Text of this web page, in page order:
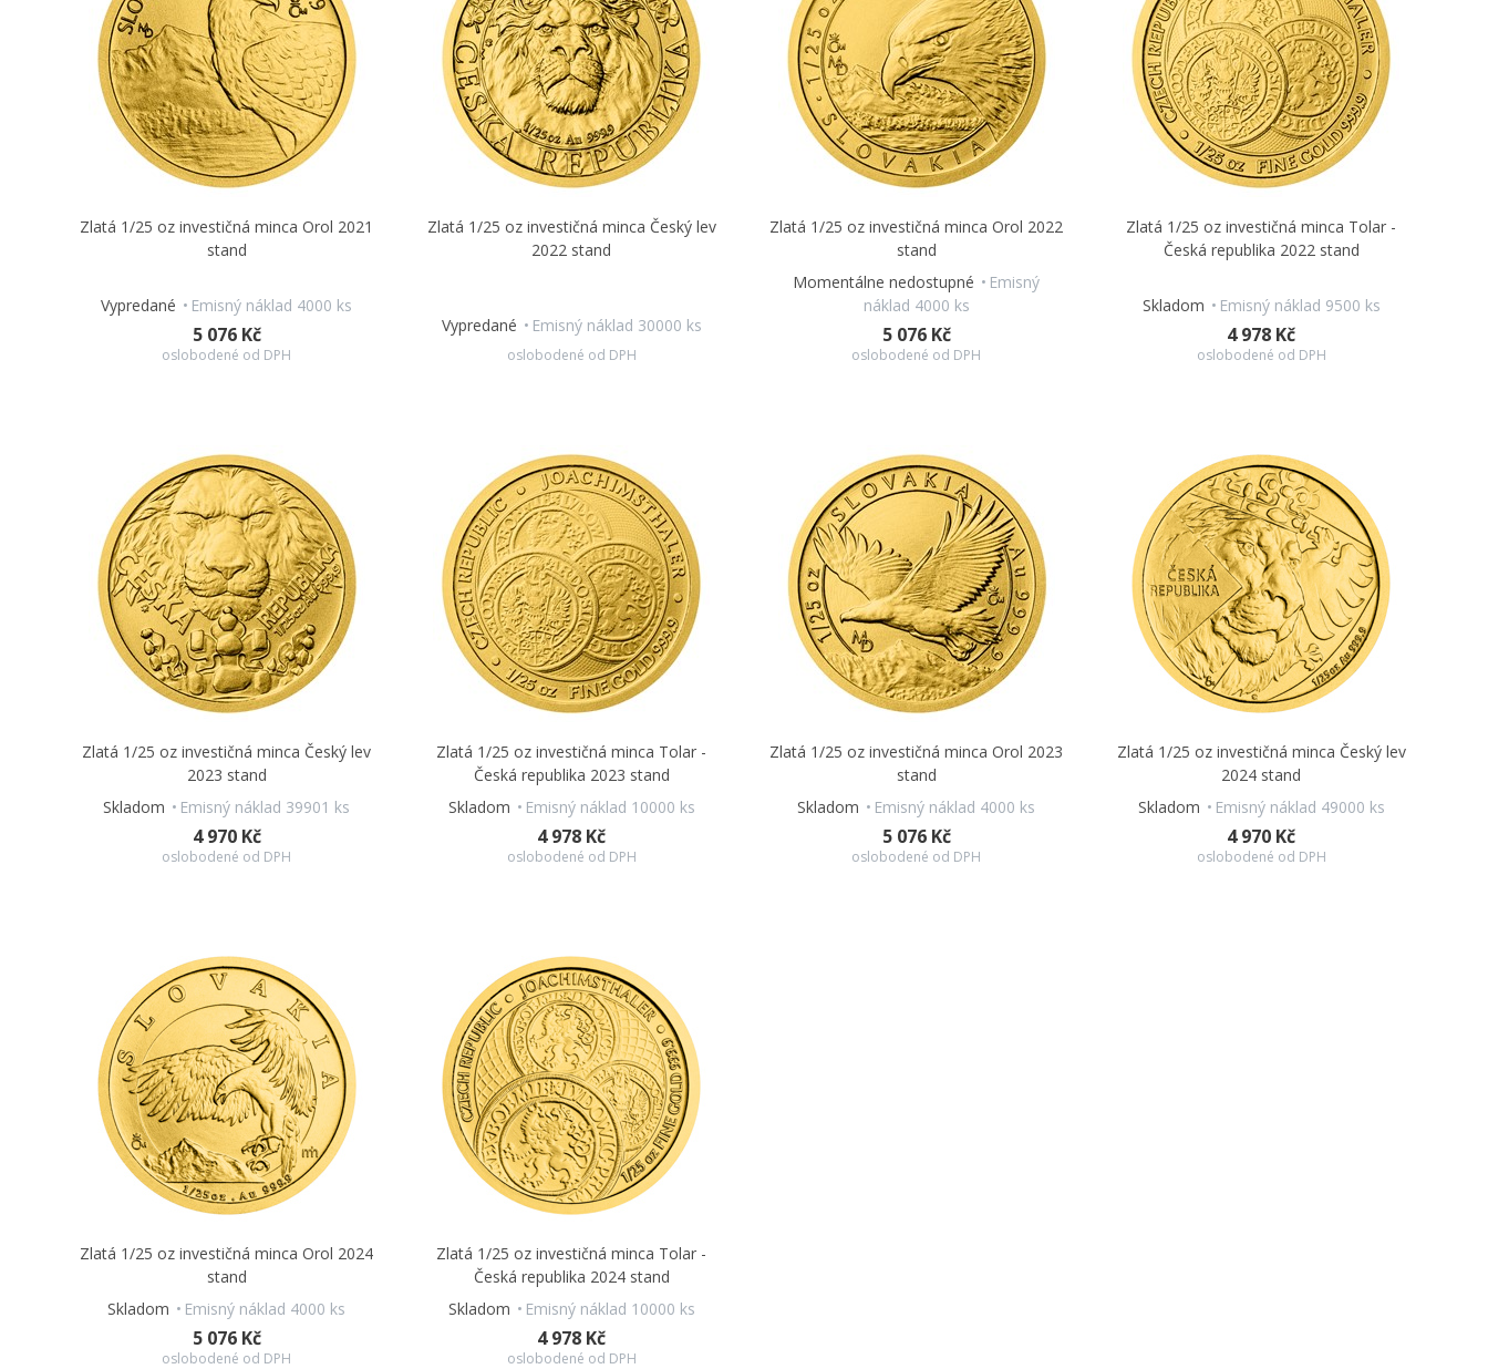
Zlatá 1/25 oz investičná minca Orol 2021
stand
Vypredané Emisný náklad 4000 ks
5 076 Kč
oslobodené od DPH
Zlatá 1/25 oz investičná minca Český lev
2022 stand
Vypredané Emisný náklad 30000 ks
oslobodené od DPH
Zlatá 1/25 oz investičná minca Orol 2022
stand
Momentálne nedostupné
Emisný
náklad 4000 ks
5 076 Kč
oslobodené od DPH
Zlatá 1/25 oz investičná minca Tolar -
Česká republika 2022 stand
Skladom Emisný náklad 9500 ks
4 978 Kč
oslobodené od DPH
Zlatá 1/25 oz investičná minca Český lev
2023 stand
Skladom
Emisný náklad 39901 ks
4 970 Kč
oslobodené od DPH
Zlatá 1/25 oz investičná minca Tolar -
Česká republika 2023 stand
Skladom
Emisný náklad 10000 ks
4 978 Kč
oslobodené od DPH
Zlatá 1/25 oz investičná minca Orol 2023
stand
Skladom
Emisný náklad 4000 ks
5 076 Kč
oslobodené od DPH
Zlatá 1/25 oz investičná minca Český lev
2024 stand
Skladom
Emisný náklad 49000 ks
4 970 Kč
oslobodené od DPH
Zlatá 1/25 oz investičná minca Orol 2024
stand
Skladom
Emisný náklad 4000 ks
5 076 Kč
oslobodené od DPH
Zlatá 1/25 oz investičná minca Tolar -
Česká republika 2024 stand
Skladom
Emisný náklad 10000 ks
4 978 Kč
oslobodené od DPH